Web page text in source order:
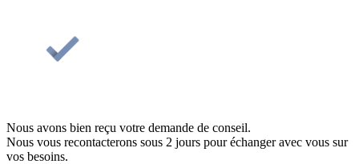
Nous avons bien reçu votre demande de conseil.
Nous vous recontacterons sous 2 jours pour échanger avec vous sur
vos besoins.